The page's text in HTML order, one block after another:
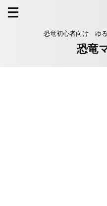
恐竜初心者向け ゆ
恐竜